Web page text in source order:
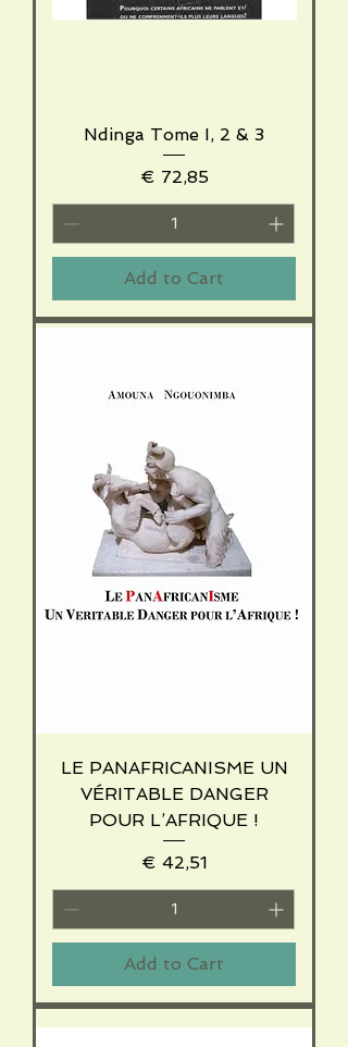
Ndinga Tome I, 2 & 3
Price
€ 72,85
Add to Cart
LE PANAFRICANISME UN
VÉRITABLE DANGER
POUR L’AFRIQUE !
Price
€ 42,51
Add to Cart